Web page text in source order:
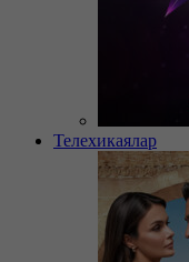
Телехикаялар